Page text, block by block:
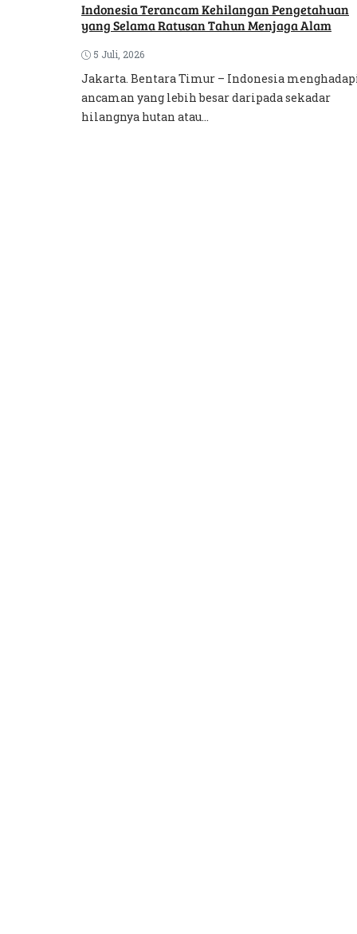
Indonesia Terancam Kehilangan Pengetahuan
yang Selama Ratusan Tahun Menjaga Alam
5 Juli, 2026
Jakarta. Bentara Timur – Indonesia
ancaman yang lebih besar daripada sekadar
hilangnya hutan atau...